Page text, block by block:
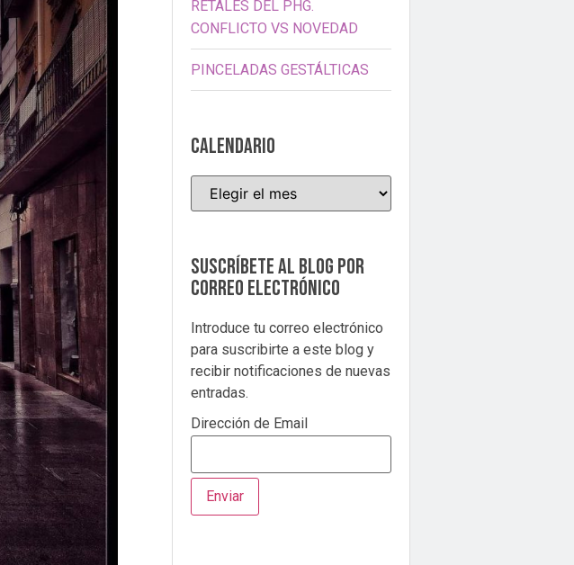
RETALES DEL PHG.
CONFLICTO VS NOVEDAD
PINCELADAS GESTÁLTICAS
CALENDARIO
Suscríbete al blog por
correo electrónico
Introduce tu correo electrónico
para suscribirte a este blog y
recibir notificaciones de nuevas
entradas.
Dirección de Email